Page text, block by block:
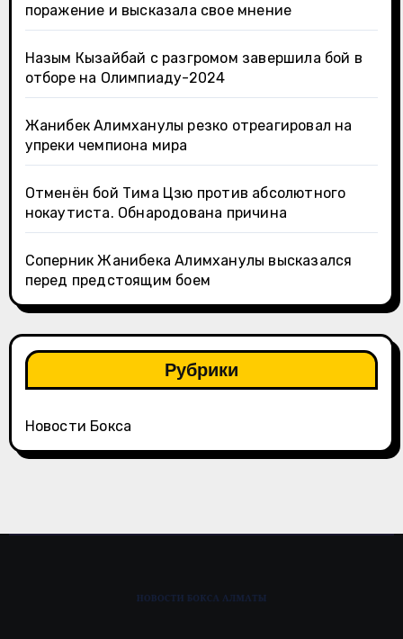
поражение и высказала свое мнение
Назым Кызайбай с разгромом завершила бой в
отборе на Олимпиаду-2024
Жанибек Алимханулы резко отреагировал на
упреки чемпиона мира
Отменён бой Тима Цзю против абсолютного
нокаутиста. Обнародована причина
Соперник Жанибека Алимханулы высказался
перед предстоящим боем
Рубрики
Новости Бокса